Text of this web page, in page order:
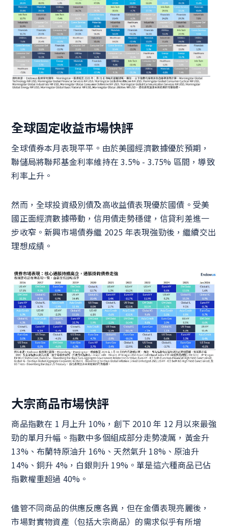
全球固定收益市場快評
全球債券本月表現平平。由於美國經濟數據優於預期，
聯儲局將聯邦基金利率維持在 3.5% - 3.75% 區間，導致
利率上升。
然而，全球投資級別債及高收益債表現優於國債。受美
國正面經濟數據帶動，信用債走勢穩健，信貸利差進一
步收窄。新興市場債券繼 2025 年表現強勁後，繼續交出
理想成績。
大宗商品市場快評
商品指數在 1 月上升 10%，創下 2010 年 12 月以來最強
勁的單月升幅。指數中多個組成部分走勢凌厲，黃金升
13%、布蘭特原油升 16%、天然氣升 18%、原油升
14%、銅升 4%，白銀則升 19%。單是這六種商品已佔
指數權重超過 40%。
儘管不同商品的供應反應各異，但在金價表現亮麗後，
市場對實物資產（包括大宗商品）的需求似乎有所增